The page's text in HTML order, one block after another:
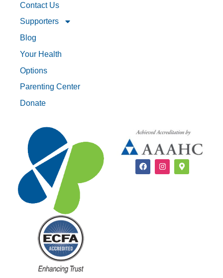
Contact Us
Supporters
Blog
Your Health
Options
Parenting Center
Donate